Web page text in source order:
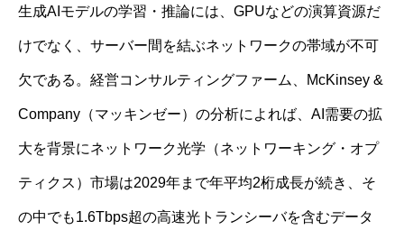
生成AIモデルの学習・推論には、GPUなどの演算資源だ
けでなく、サーバー間を結ぶネットワークの帯域が不可
欠である。経営コンサルティングファーム、McKinsey &
Company（マッキンゼー）の分析によれば、AI需要の拡
大を背景にネットワーク光学（ネットワーキング・オプ
ティクス）市場は2029年まで年平均2桁成長が続き、そ
の中でも1.6Tbps超の高速光トランシーバを含むデータ